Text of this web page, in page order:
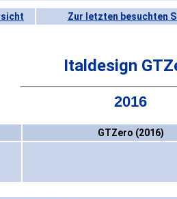
Zur letzten besuchten
Italdesign
2016
GTZero (2016)